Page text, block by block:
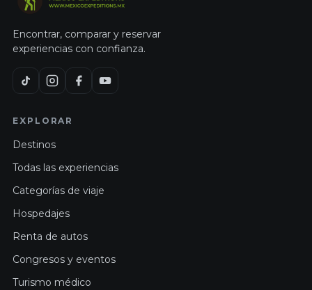
Encontrar, comparar y reservar
experiencias con confianza.
EXPLORAR
Destinos
Todas las experiencias
Categorías de viaje
Hospedajes
Renta de autos
Congresos y eventos
Turismo médico